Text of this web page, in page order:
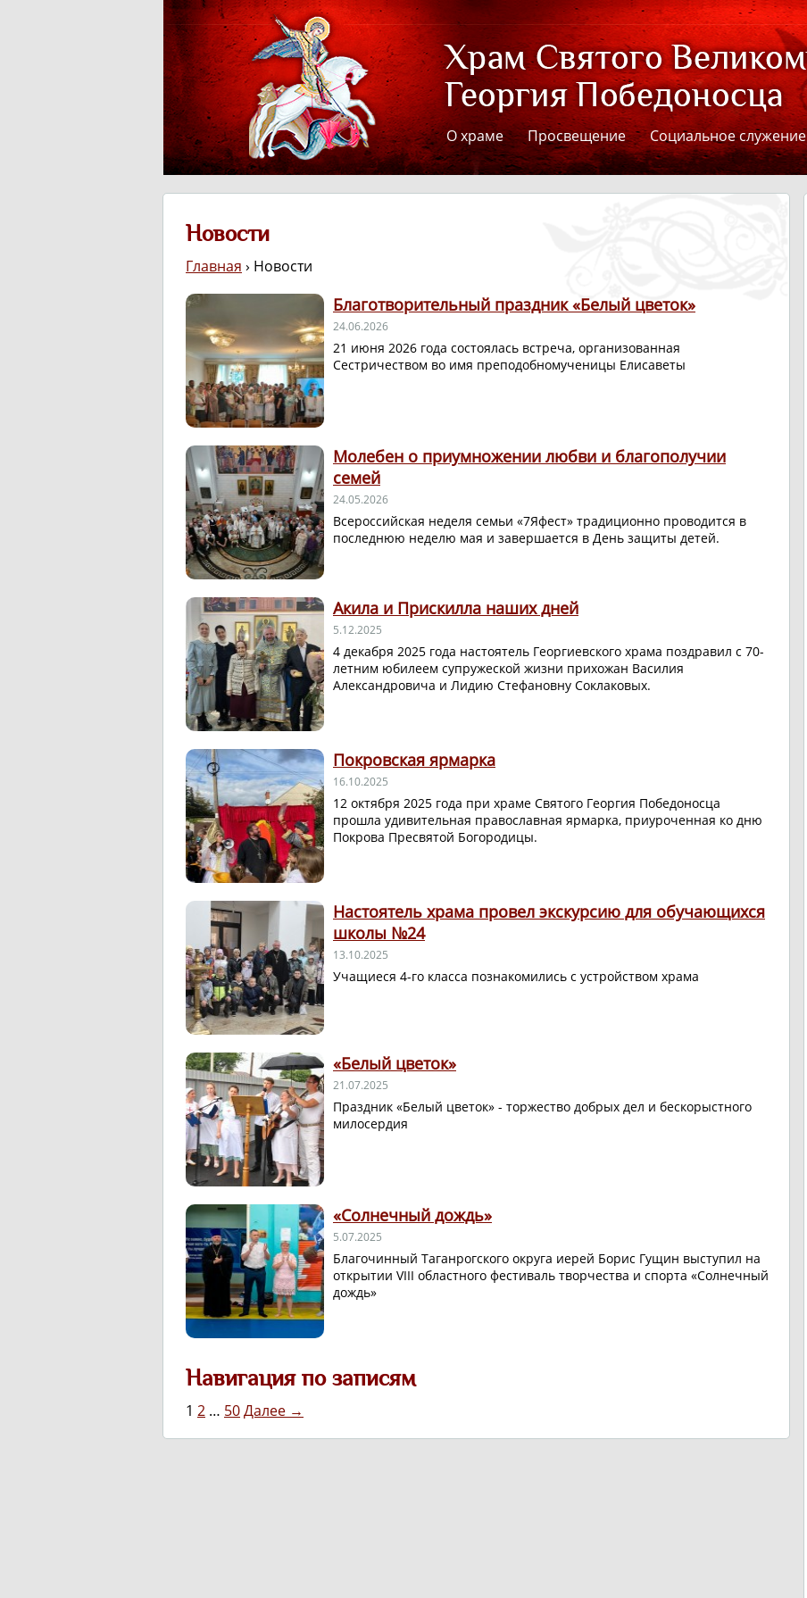
О храме Просвещение Социальное служение
Новости
Главная › Новости
Благотворительный праздник «Белый цветок»
24.06.2026
21 июня 2026 года состоялась встреча, организованная
Сестричеством во имя преподобномученицы Елисаветы
Молебен о приумножении любви и благополучии
семей
24.05.2026
Всероссийская неделя семьи «7Яфест» традиционно проводится в
последнюю неделю мая и завершается в День защиты детей.
Акила и Прискилла наших дней
5.12.2025
4 декабря 2025 года настоятель Георгиевского храма поздравил с 70-
летним юбилеем супружеской жизни прихожан Василия
Александровича и Лидию Стефановну Соклаковых.
Покровская ярмарка
16.10.2025
12 октября 2025 года при храме Святого Георгия Победоносца
прошла удивительная православная ярмарка, приуроченная ко дню
Покрова Пресвятой Богородицы.
Настоятель храма провел экскурсию для обучающихся
школы №24
13.10.2025
Учащиеся 4-го класса познакомились с устройством храма
«Белый цветок»
21.07.2025
Праздник «Белый цветок» - торжество добрых дел и бескорыстного
милосердия
«Солнечный дождь»
5.07.2025
Благочинный Таганрогского округа иерей Борис Гущин выступил на
открытии VIII областного фестиваль творчества и спорта «Солнечный
дождь»
Навигация по записям
1 2 … 50Далее →